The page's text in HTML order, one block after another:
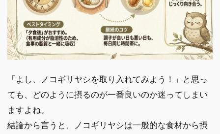
「よし、ノコギリヤシを取り入れてみよう！」と思っ
ても、どのように摂るのが一番良いのか迷ってしまい
ますよね。
結論から言うと、ノコギリヤシは一般的な食材から摂